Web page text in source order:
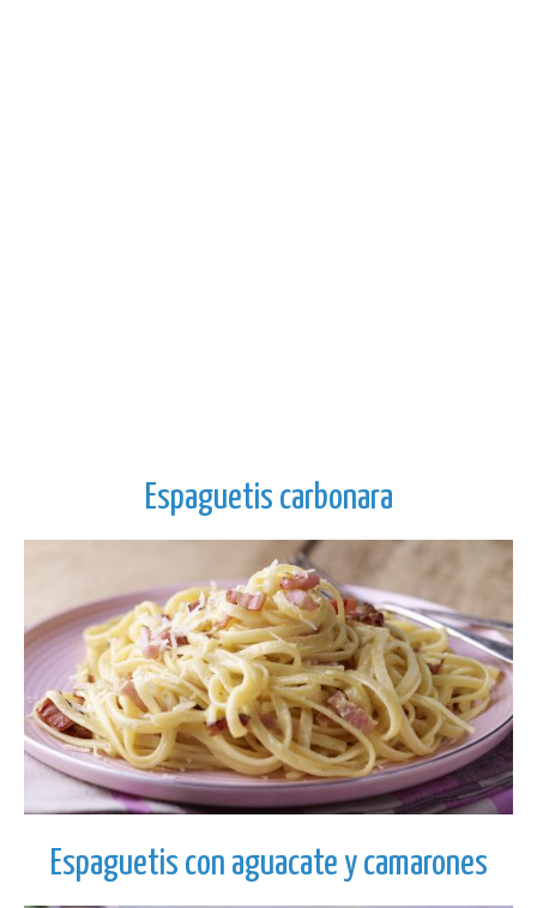
Espaguetis carbonara
Espaguetis con aguacate y camarones